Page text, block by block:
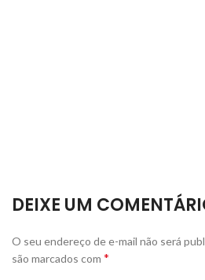
DEIXE UM
O seu endereço de e-mail não será
são marcados com *